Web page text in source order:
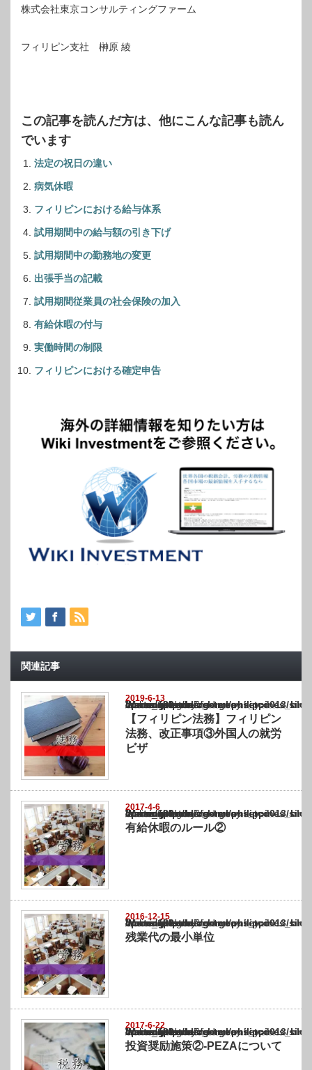
株式会社東京コンサルティングファーム
フィリピン支社 榊原 綾
この記事を読んだ方は、他にこんな記事も読ん
でいます
法定の祝日の違い
病気休暇
フィリピンにおける給与体系
試用期間中の給与額の引き下げ
試用期間中の勤務地の変更
出張手当の記載
試用期間従業員の社会保険の加入
有給休暇の付与
実働時間の制限
フィリピンにおける確定申告
関連記事
2019-6-13
Warning
: Undefined array key "show_category" in
/home/netst/kuno-cpa.co.jp/public_html/philippines_blog/wp-content/themes/
on line183
【フィリピン法務】フィリピン
法務、改正事項③外国人の就労
ビザ
2017-4-6
Warning
: Undefined array key "show_category" in
/home/netst/kuno-cpa.co.jp/public_html/philippines_blog/wp-content/themes/
on line183
有給休暇のルール②
2016-12-15
Warning
: Undefined array key "show_category" in
/home/netst/kuno-cpa.co.jp/public_html/philippines_blog/wp-content/themes/
on line183
残業代の最小単位
2017-6-22
Warning
: Undefined array key "show_category" in
/home/netst/kuno-cpa.co.jp/public_html/philippines_blog/wp-content/themes/
on line183
投資奨励施策②-PEZAについて